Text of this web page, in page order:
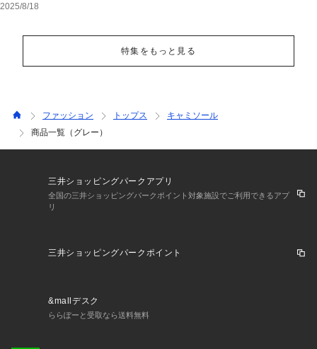
2025/8/18
特集をもっと見る
ファッション トップス
キャミソール
商品一覧（グレー）
三井ショッピングパークアプリ
全国の三井ショッピングパークポイント対象施設でご利用できるアプ
リ
三井ショッピングパークポイント
&mallデスク
ららぽーと受取なら送料無料